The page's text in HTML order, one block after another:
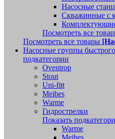
Насосные
Скважинные с
Посмотреть все
Посмотреть все товары
Насосные группы
подкатегории
Oventrop
Stout
Uni-fitt
Meibes
Warme
Гидрострелки
Показать
Warme
Meibes